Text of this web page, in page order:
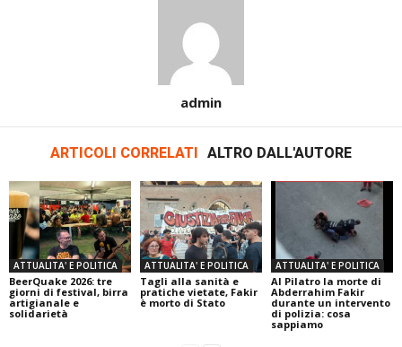
admin
ARTICOLI CORRELATI ALTRO DALL'AUTORE
ATTUALITA' E POLITICA
BeerQuake 2026: tre
giorni di festival, birra
artigianale e
solidarietà
ATTUALITA' E POLITICA
Tagli alla sanità e
pratiche vietate, Fakir
è morto di Stato
ATTUALITA' E POLITICA
Al Pilatro la morte di
Abderrahim Fakir
durante un intervento
di polizia: cosa
sappiamo